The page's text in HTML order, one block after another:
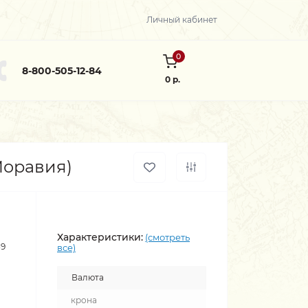
Личный кабинет
8-800-505-12-84
0
0 р.
Характеристики: (смотреть
все)
Валюта
крона